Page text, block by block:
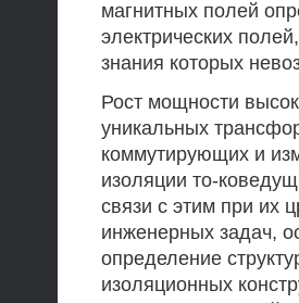
магнитных полей
электрических
знания которых
Рост мощности
уникальных
коммутирующих и
изоляции то-
связи с этим при их
инженерных задач,
определение
изоляционных